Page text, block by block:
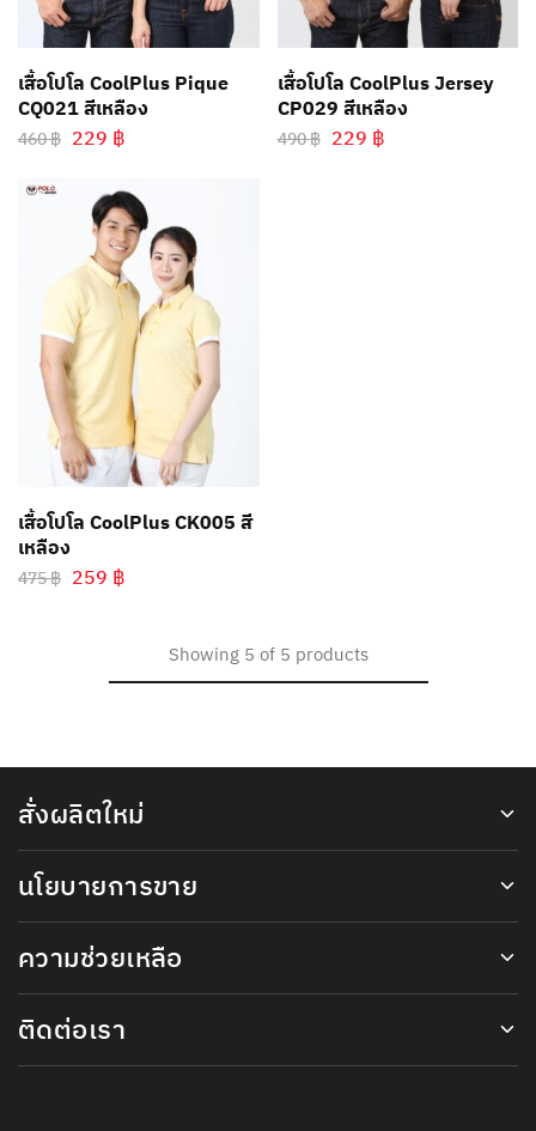
เสื้อโปโล CoolPlus Pique
CQ021 สีเหลือง
460฿ 229 ฿
เสื้อโปโล CoolPlus Jersey
CP029 สีเหลือง
490฿ 229 ฿
เสื้อโปโล CoolPlus CK005 สี
เหลือง
475฿ 259 ฿
Showing5 of 5 products
สั่งผลิตใหม่
นโยบายการขาย
ความช่วยเหลือ
ติดต่อเรา